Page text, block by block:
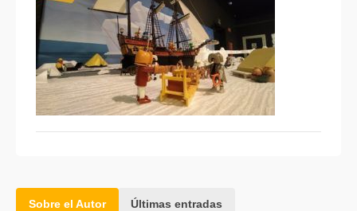
Sobre el Autor Últimas entradas